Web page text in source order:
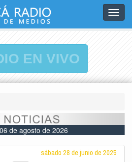
EN VIVO
de agosto de 2026
sábado 28 de junio de 2025